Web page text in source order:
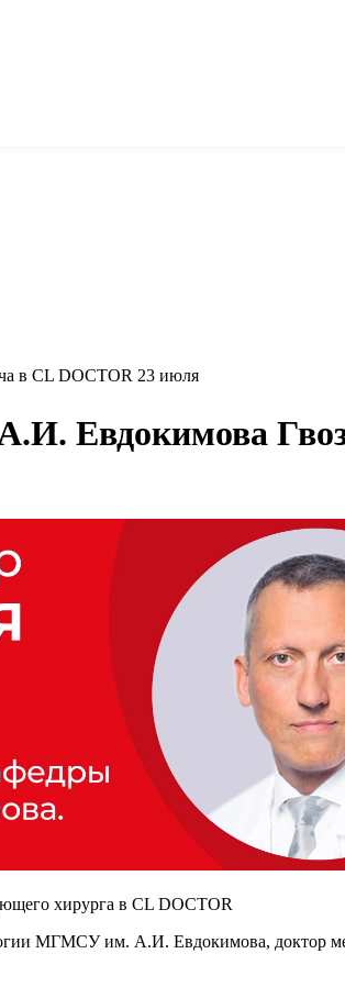
в CL DOCTOR 23 июля
Евдокимова
хирурга в CL DOCTOR
МГМСУ им. А.И. Евдокимова, доктор